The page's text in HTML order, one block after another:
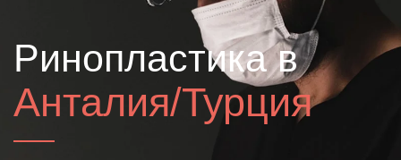
Ринопластика в
Анталия/Турция